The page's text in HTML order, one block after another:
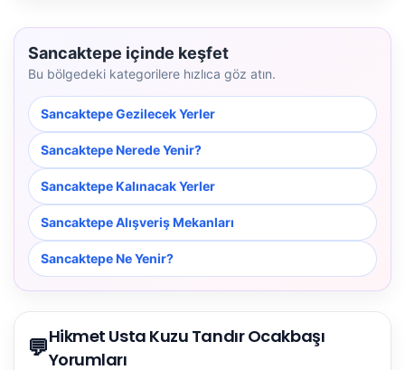
Sancaktepe içinde keşfet
Bu bölgedeki kategorilere hızlıca göz atın.
Sancaktepe Gezilecek Yerler
Sancaktepe Nerede Yenir?
Sancaktepe Kalınacak Yerler
Sancaktepe Alışveriş Mekanları
Sancaktepe Ne Yenir?
💬Hikmet Usta Kuzu Tandır Ocakbaşı
Yorumları